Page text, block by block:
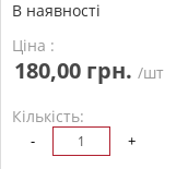
В наявності
Ціна :
180,00 грн. /шт
Кількість:
- +